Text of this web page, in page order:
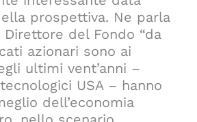
prospettiva. Ne parla
Direttore del Fondo “da
azionari sono ai
ultimi vent’anni –
USA – hanno
dell’economia